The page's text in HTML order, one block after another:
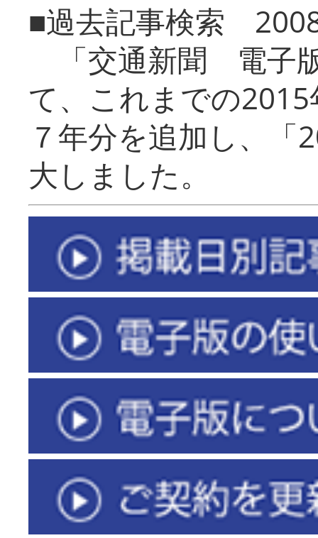
■過去記事検索
「交通新聞 電子
て、これまでの
７年分を追加し、「
大しまし